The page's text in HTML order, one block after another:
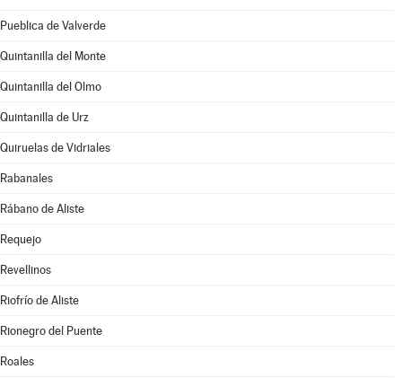
Pueblica de Valverde
Quintanilla del Monte
Quintanilla del Olmo
Quintanilla de Urz
Quiruelas de Vidriales
Rabanales
Rábano de Aliste
Requejo
Revellinos
Riofrío de Aliste
Rionegro del Puente
Roales